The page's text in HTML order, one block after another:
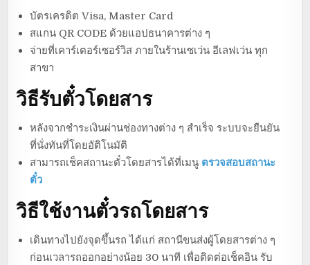
บัตรเครดิต Visa, Master Card
สแกน QR CODE ด้วยแอปธนาคารต่าง ๆ
จ่ายที่เคาร์เตอร์เซอร์วิส ภายในร้านเซเว่น อีเลฟเว่น ทุก
สาขา
วิธีรับตั๋วโดยสาร
หลังจากชำระเงินผ่านช่องทางต่าง ๆ สำเร็จ ระบบจะยืนยัน
ที่นั่งทันที่โดยอัติโนมัติ
สามารถเช็คสถานะตั๋วโดยสารได้ที่เมนู ตรวจสอบสถานะ
ตั๋ว
วิธีใช้งานตั๋วรถโดยสาร
เดินทางไปยังจุดขึ้นรถ ได้แก่ สถานีขนส่งผู้โดยสารต่าง ๆ
ก่อนเวลารถออกอย่างน้อย 30 นาที เพื่อติดต่อเช็คอิน รับ